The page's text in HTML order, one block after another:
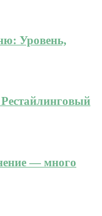
Уровень,
— много